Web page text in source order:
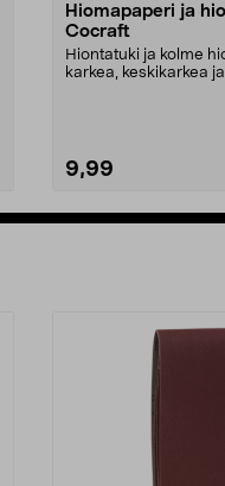
Hiomapaperi ja
Cocraft
Hiontatuki ja kolme
karkea, keskikarkea
9,99